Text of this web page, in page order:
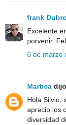
frank
Excelente
6 de marzo
Martica
Hola Silvio,
aprecio los
diversidad